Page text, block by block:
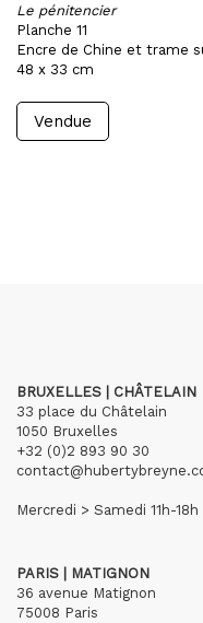
Le pénitencier
Planche 11
Encre de Chine et trame
48 x 33 cm
Vendue
BRUXELLES | CHÂTELAIN
33 place du Châtelain
1050 Bruxelles
+32 (0)2 893 90 30
Mercredi > Samedi 11h-18h
PARIS | MATIGNON
36 avenue Matignon
75008 Paris